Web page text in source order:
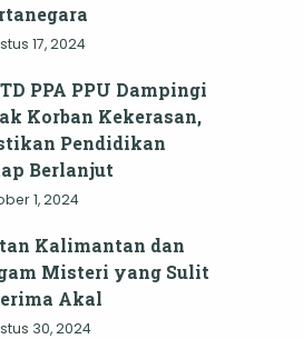
17, 2024
PPA PPU Dampingi
Korban Kekerasan,
Pendidikan
Berlanjut
1, 2024
Kalimantan dan
Misteri yang Sulit
Akal
30, 2024